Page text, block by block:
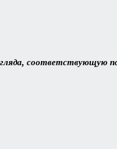
соответствующую